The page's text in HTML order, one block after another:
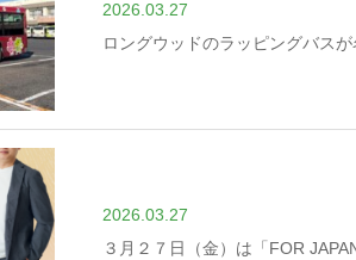
2026.03.27
ロングウッドのラッピングバス
2026.03.27
３月２７日（金）は「FOR